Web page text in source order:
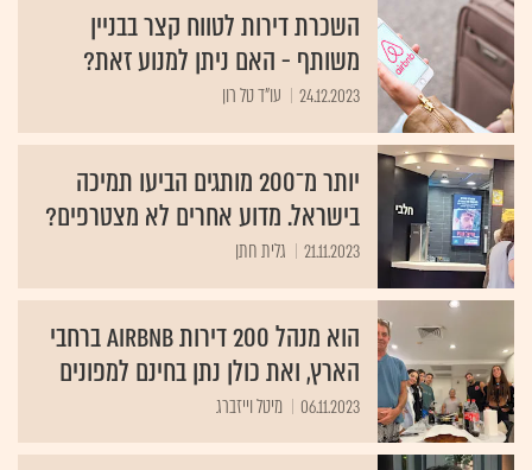
השכרת דירות לטווח קצר בבניין
משותף - האם ניתן למנוע זאת?
24.12.2023 עו"ד טל רון
יותר מ־200 מותגים הביעו תמיכה
בישראל. מדוע אחרים לא מצטרפים?
21.11.2023 גלית חתן
הוא מנהל 200 דירות Airbnb ברחבי
הארץ, ואת כולן נתן בחינם למפונים
06.11.2023 מיטל וייזברג